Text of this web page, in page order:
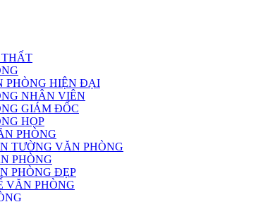
PHÒNG HIỆN ĐẠI
NHÂN VIÊN
GIÁM ĐỐC
HỌP
PHÒNG
TƯỜNG VĂN PHÒNG
PHÒNG
PHÒNG ĐẸP
VĂN PHÒNG